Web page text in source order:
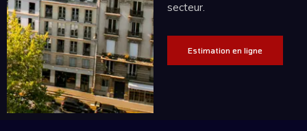
secteur.
Estimation en ligne